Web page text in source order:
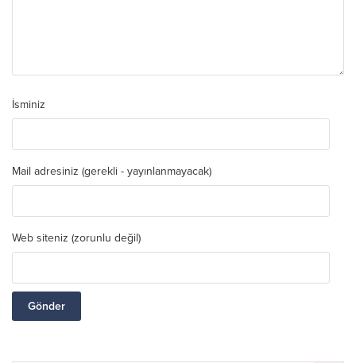
İsminiz
Mail adresiniz (gerekli - yayınlanmayacak)
Web siteniz (zorunlu değil)